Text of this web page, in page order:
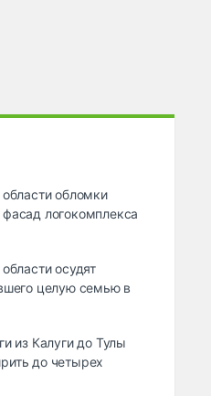
обломки
логокомплекса
осудят
целую семью в
из Калуги до Тулы
до четырех